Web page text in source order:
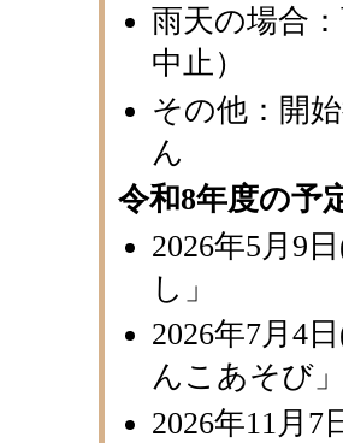
雨天の場合
中止）
その他：開
ん
令和8年度の予
2026年5月9
し」
2026年7月4
んこあそび
2026年11月